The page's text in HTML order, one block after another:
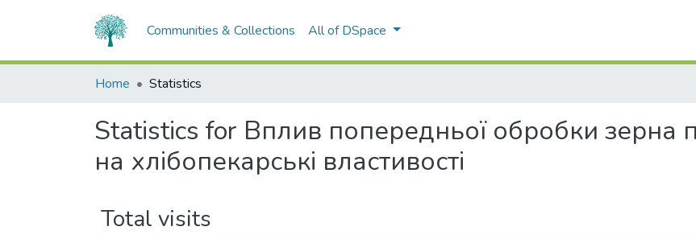
Communities & Collections All of DSpace
Home Statistics
Statistics for Вплив попередньої обробки зерна
на хлібопекарські властивості
Total visits